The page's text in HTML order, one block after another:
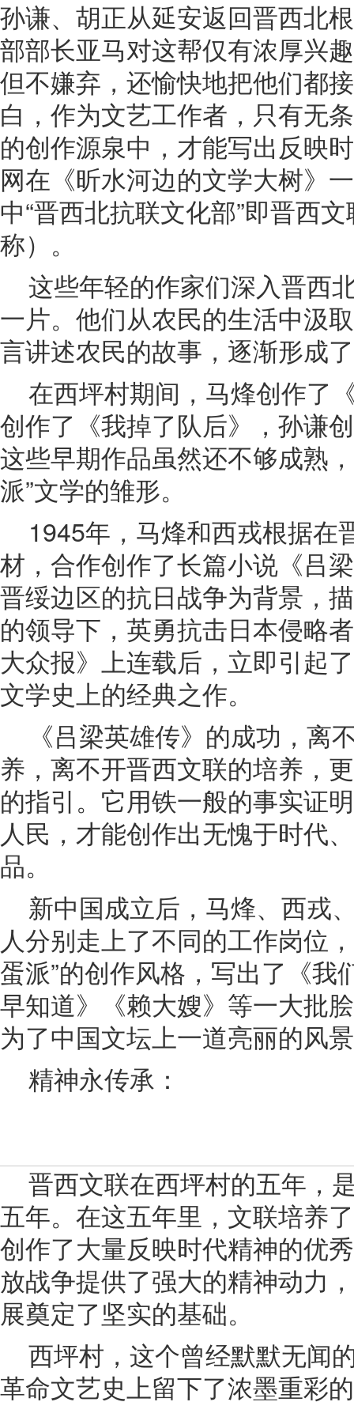
孙谦、胡正从延安返回晋西北
部部长亚马对这帮仅有浓厚兴
但不嫌弃，还愉快地把他们都
白，作为文艺工作者，只有无
的创作源泉中，才能写出反映
网在《昕水河边的文学大树》
中“晋西北抗联文化部”即晋西
称）。
这些年轻的作家们深入晋西
一片。他们从农民的生活中汲
言讲述农民的故事，逐渐形成
在西坪村期间，马烽创作了
创作了《我掉了队后》，孙谦
这些早期作品虽然还不够成熟
派”文学的雏形。
1945年，马烽和西戎根据在
材，合作创作了长篇小说《吕
晋绥边区的抗日战争为背景，
的领导下，英勇抗击日本侵略
大众报》上连载后，立即引起
文学史上的经典之作。
《吕梁英雄传》的成功，离
养，离不开晋西文联的培养，
的指引。它用铁一般的事实证
人民，才能创作出无愧于时代
品。
新中国成立后，马烽、西戎
人分别走上了不同的工作岗位
蛋派”的创作风格，写出了《我
早知道》《赖大嫂》等一大批
为了中国文坛上一道亮丽的风
精神永传承：
晋西文联在西坪村的五年，
五年。在这五年里，文联培养
创作了大量反映时代精神的优
放战争提供了强大的精神动力
展奠定了坚实的基础。
西坪村，这个曾经默默无闻
革命文艺史上留下了浓墨重彩